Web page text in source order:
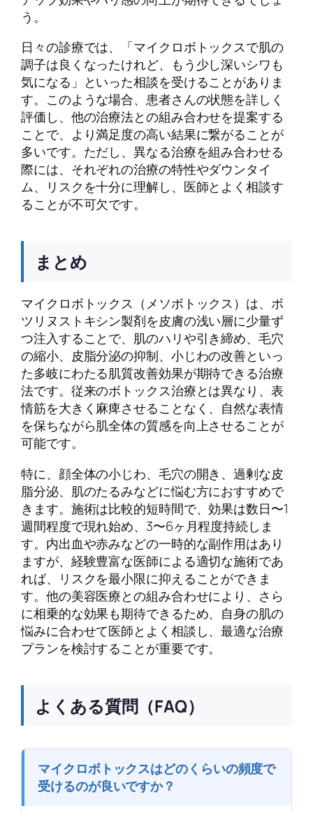
う。
日々の診療では、「マイクロボトックスで肌の
調子は良くなったけれど、もう少し深いシワも
気になる」といった相談を受けることがありま
す。このような場合、患者さんの状態を詳しく
評価し、他の治療法との組み合わせを提案する
ことで、より満足度の高い結果に繋がることが
多いです。ただし、異なる治療を組み合わせる
際には、それぞれの治療の特性やダウンタイ
ム、リスクを十分に理解し、医師とよく相談す
ることが不可欠です。
まとめ
マイクロボトックス（メソボトックス）は、ボ
ツリヌストキシン製剤を皮膚の浅い層に少量ず
つ注入することで、肌のハリや引き締め、毛穴
の縮小、皮脂分泌の抑制、小じわの改善といっ
た多岐にわたる肌質改善効果が期待できる治療
法です。従来のボトックス治療とは異なり、表
情筋を大きく麻痺させることなく、自然な表情
を保ちながら肌全体の質感を向上させることが
可能です。
特に、顔全体の小じわ、毛穴の開き、過剰な皮
脂分泌、肌のたるみなどに悩む方におすすめで
きます。施術は比較的短時間で、効果は数日〜1
週間程度で現れ始め、3〜6ヶ月程度持続しま
す。内出血や赤みなどの一時的な副作用はあり
ますが、経験豊富な医師による適切な施術であ
れば、リスクを最小限に抑えることができま
す。他の美容医療との組み合わせにより、さら
に相乗的な効果も期待できるため、自身の肌の
悩みに合わせて医師とよく相談し、最適な治療
プランを検討することが重要です。
よくある質問（FAQ）
マイクロボトックスはどのくらいの頻度で
受けるのが良いですか？